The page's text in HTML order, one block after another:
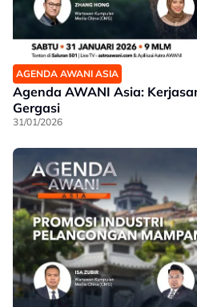
AGENDA AWANI ASIA
Agenda AWANI Asia:
Gergasi
31/01/2026